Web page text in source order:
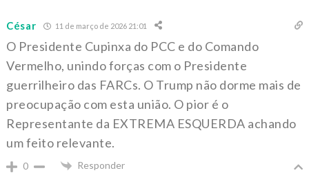
César 11 de março de 2026 21:01
O Presidente Cupinxa do PCC e do Comando
Vermelho, unindo forças com o Presidente
guerrilheiro das FARCs. O Trump não dorme mais de
preocupação com esta união. O pior é o
Representante da EXTREMA ESQUERDA achando
um feito relevante.
0 Responder